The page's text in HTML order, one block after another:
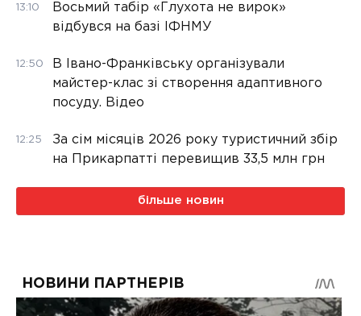
13:10
Восьмий табір «Глухота не вирок»
відбувся на базі ІФНМУ
12:50
В Івано-Франківську організували
майстер-клас зі створення адаптивного
посуду. Відео
12:25
За сім місяців 2026 року туристичний збір
на Прикарпатті перевищив 33,5 млн грн
більше новин